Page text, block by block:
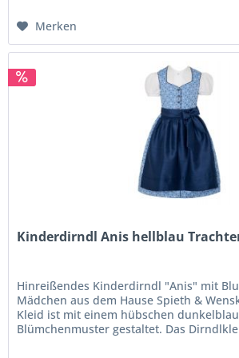
Merken
Kinderdirndl Anis hellblau
Hinreißendes Kinderdirndl "Anis" mit
Mädchen aus dem Hause Spieth &
Kleid ist mit einem hübschen
Blümchenmuster gestaltet. Das